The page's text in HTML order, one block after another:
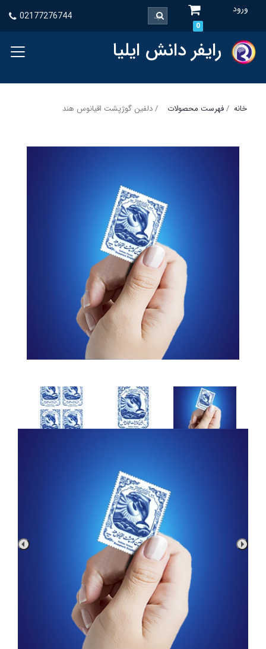
ورود
0
02177276744
رایفر دانش ایلیا
خانه فهرست محصولات دلفین گوژپشت اقیانوس هند